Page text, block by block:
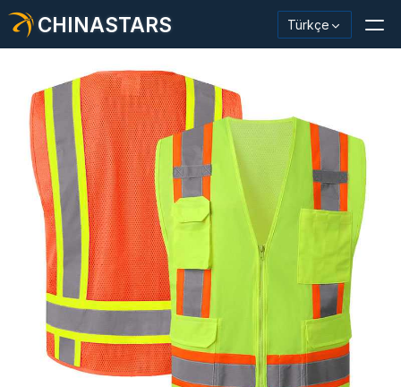
CHINASTARS Türkçe
Yansıtıcı Malzeme / Bant
Moda Yansıtıcı Kumaş
Güvenlik Kıyafetleri
Karanlıkta Parlayan Malzeme
Endüstriyel Yıkama Trimi
CHINASTARS Hakkında
Yeni ürün